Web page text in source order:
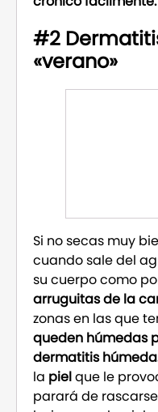
#2
«verano»
Si no secas muy
cuando sale del
su cuerpo como
arruguitas de la
zonas en las que
queden húmedas
dermatitis
la pielque le
parará de